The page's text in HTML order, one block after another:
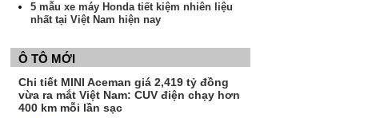
5 mẫu xe máy Honda tiết kiệm nhiên liệu
nhất tại Việt Nam hiện nay
Ô TÔ MỚI
Chi tiết MINI Aceman giá 2,419 tỷ đồng
vừa ra mắt Việt Nam: CUV điện chạy hơn
400 km mỗi lần sạc